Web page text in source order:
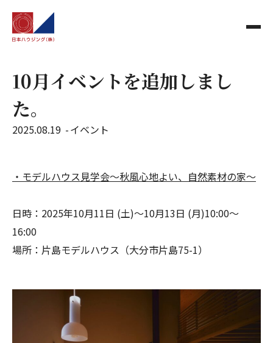
10月イベントを追加しまし
た。
2025.08.19 イベント
・モデルハウス見学会～秋風心地よい、自然素材の家～
日時：2025年10月11日 (土)～10月13日 (月)10:00～
16:00
場所：片島モデルハウス（大分市片島75-1）